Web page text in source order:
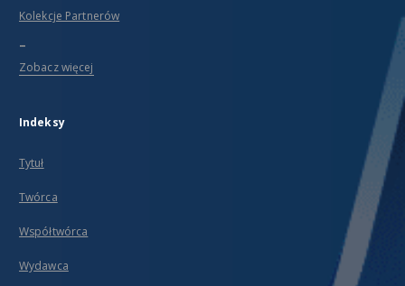
Kolekcje Partnerów
...
Zobacz więcej
Indeksy
Tytuł
Twórca
Współtwórca
Wydawca